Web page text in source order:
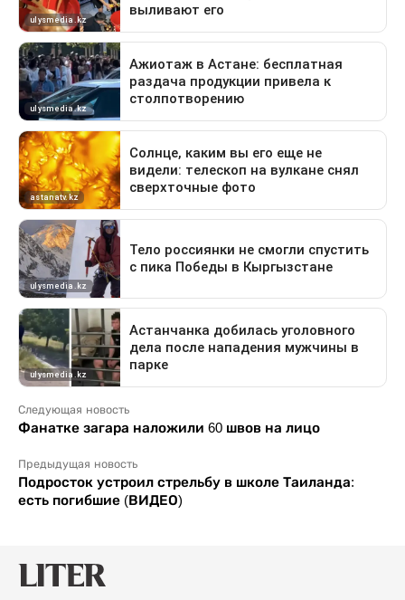
Следующая новость
Фанатке загара наложили 60 швов на лицо
Предыдущая новость
Подросток устроил стрельбу в школе Таиланда:
есть погибшие (ВИДЕО)